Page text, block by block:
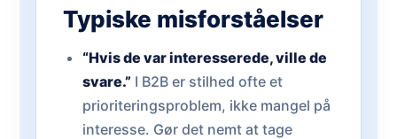
Typiske misforståelser
“Hvis de var interesserede, ville de
svare.” I B2B er stilhed ofte et
prioriteringsproblem, ikke mangel på
interesse. Gør det nemt at tage